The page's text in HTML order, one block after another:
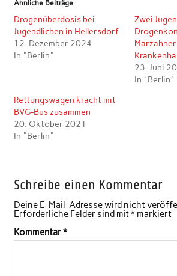
Ähnliche Beiträge
Drogenüberdosis bei
Jugendlichen in Hellersdorf
12. Dezember 2024
In "Berlin"
Zwei
23. Juni
In "Berlin"
Rettungswagen kracht mit
BVG-Bus zusammen
20. Oktober 2021
In "Berlin"
Schreibe einen Kommentar
Deine E-Mail-Adresse wird nicht
Erforderliche Felder sind mit*markiert
Kommentar*